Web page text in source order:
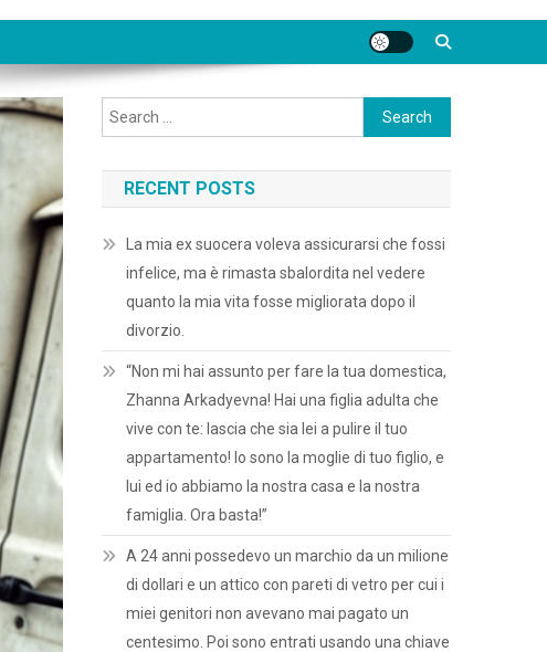
Search
for:
RECENT POSTS
La mia ex suocera voleva assicurarsi che fossi
infelice, ma è rimasta sbalordita nel vedere
quanto la mia vita fosse migliorata dopo il
divorzio.
“Non mi hai assunto per fare la tua domestica,
Zhanna Arkadyevna! Hai una figlia adulta che
vive con te: lascia che sia lei a pulire il tuo
appartamento! Io sono la moglie di tuo figlio, e
lui ed io abbiamo la nostra casa e la nostra
famiglia. Ora basta!”
A 24 anni possedevo un marchio da un milione
di dollari e un attico con pareti di vetro per cui i
miei genitori non avevano mai pagato un
centesimo. Poi sono entrati usando una chiave